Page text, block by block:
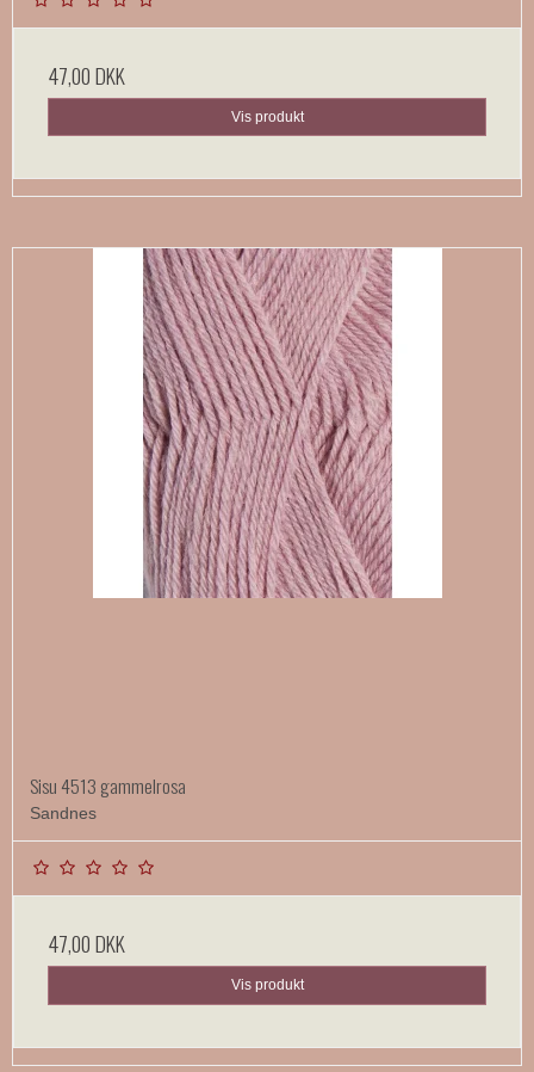
47,00 DKK
Vis produkt
Sisu 4513 gammelrosa
Sandnes
47,00 DKK
Vis produkt